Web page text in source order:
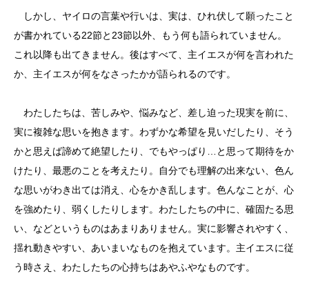
しかし、ヤイロの言葉や行いは、実は、ひれ伏して願ったこと
が書かれている22節と23節以外、もう何も語られていません。
これ以降も出てきません。後はすべて、主イエスが何を言われた
か、主イエスが何をなさったかが語られるのです。
わたしたちは、苦しみや、悩みなど、差し迫った現実を前に、
実に複雑な思いを抱きます。わずかな希望を見いだしたり、そう
かと思えば諦めて絶望したり、でもやっぱり…と思って期待をか
けたり、最悪のことを考えたり。自分でも理解の出来ない、色ん
な思いがわき出ては消え、心をかき乱します。色んなことが、心
を強めたり、弱くしたりします。わたしたちの中に、確固たる思
い、などというものはあまりありません。実に影響されやすく、
揺れ動きやすい、あいまいなものを抱えています。主イエスに従
う時さえ、わたしたちの心持ちはあやふやなものです。